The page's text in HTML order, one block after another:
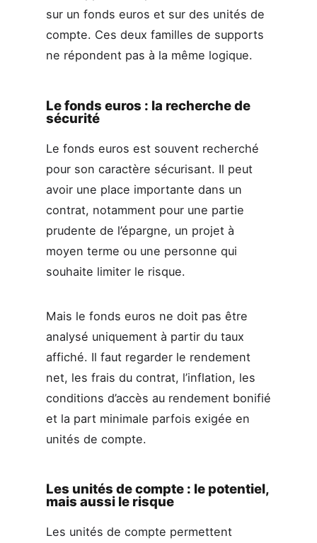
sur un fonds euros et sur des unités de
compte. Ces deux familles de supports
ne répondent pas à la même logique.
Le fonds euros : la recherche de
sécurité
Le fonds euros est souvent recherché
pour son caractère sécurisant. Il peut
avoir une place importante dans un
contrat, notamment pour une partie
prudente de l’épargne, un projet à
moyen terme ou une personne qui
souhaite limiter le risque.
Mais le fonds euros ne doit pas être
analysé uniquement à partir du taux
affiché. Il faut regarder le rendement
net, les frais du contrat, l’inflation, les
conditions d’accès au rendement bonifié
et la part minimale parfois exigée en
unités de compte.
Les unités de compte : le potentiel,
mais aussi le risque
Les unités de compte permettent